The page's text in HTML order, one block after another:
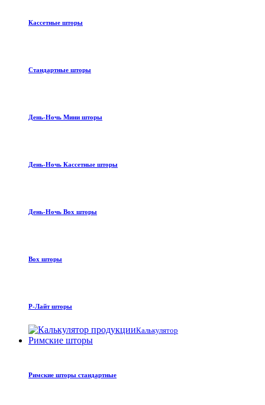
Кассетные шторы
Стандартные шторы
День-Ночь Мини шторы
День-Ночь Кассетные шторы
День-Ночь Box шторы
Box шторы
Р-Лайт шторы
Калькулятор
Римские шторы
Римские шторы стандартные